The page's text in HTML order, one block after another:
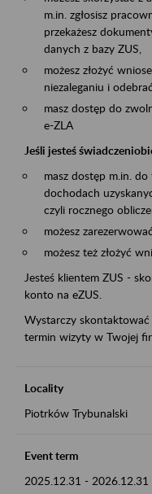
m.in. zgłosisz
przekażesz
danych z bazy ZUS,
możesz złożyć
niezaleganiu i
masz dostęp do
e-ZLA
Jeśli jesteś
masz dostęp m.in.
dochodach
czyli rocznego
możesz
możesz też złożyć
Jesteś klientem ZUS -
konto na eZUS.
Wystarczy skontaktować
termin wizyty w Twojej
Locality
Piotrków Trybunalski
Event term
2025.12.31 - 2026.12.31